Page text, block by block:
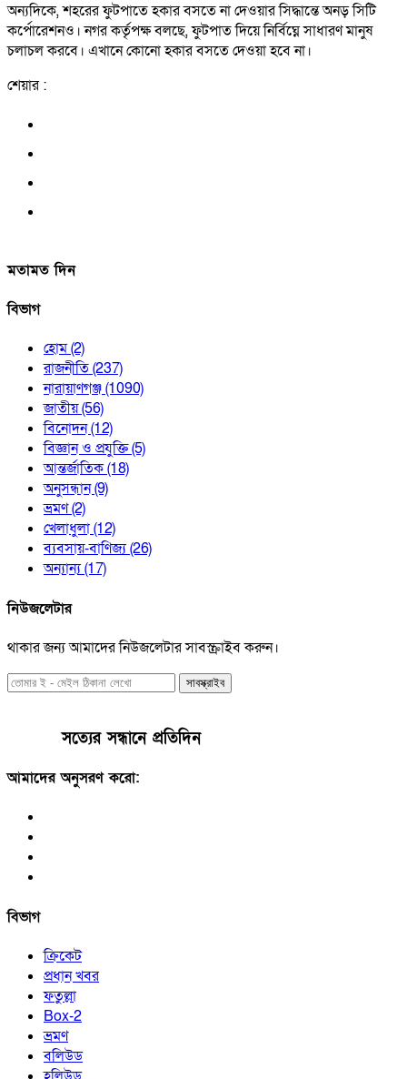
অন্যদিকে, শহরের ফুটপাতে হকার বসতে না দেওয়ার সিদ্ধান্তে অনড় সিটি
কর্পোরেশনও। নগর কর্তৃপক্ষ বলছে, ফুটপাত দিয়ে নির্বিঘ্নে সাধারণ মানুষ
চলাচল করবে। এখানে কোনো হকার বসতে দেওয়া হবে না।
শেয়ার :
মতামত দিন
বিভাগ
হোম(2)
রাজনীতি(237)
নারায়াণগঞ্জ(1090)
জাতীয়(56)
বিনোদন(12)
বিজ্ঞান ও প্রযুক্তি(5)
আন্তর্জাতিক(18)
অনুসন্ধান(9)
ভ্রমণ(2)
খেলাধুলা(12)
ব্যবসায়-বাণিজ্য(26)
অন্যান্য(17)
নিউজলেটার
থাকার জন্য আমাদের নিউজলেটার সাবস্ক্রাইব করুন।
সাবস্ক্রাইব
সত্যের সন্ধানে প্রতিদিন
আমাদের অনুসরণ করো:
বিভাগ
ক্রিকেট
প্রধান খবর
ফতুল্লা
Box-2
ভ্রমণ
বলিউড